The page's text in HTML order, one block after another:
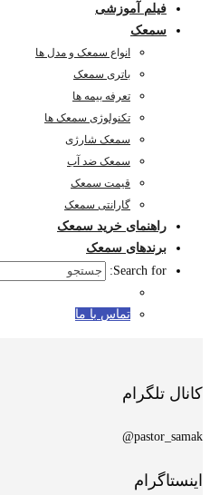
فیلم آموزشی
سمعک
انواع سمعک و مدل ها
باتری سمعک
تعرفه بیمه ها
تکنولوژی سمعک ها
سمعک شارژی
سمعک ضد آب
قیمت سمعک
گارانتی سمعک
راهنمای خرید سمعک
برندهای سمعک
Search for:
تماس با ما
کانال تلگرام
pastor_samak@
اینستاگرام